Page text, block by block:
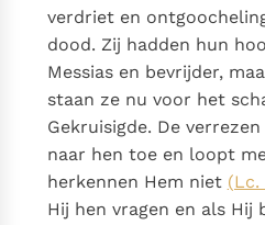
verdriet en
dood. Zij hadden hun
Messias en bevrijder,
staan ze nu voor het
Gekruisigde. De
naar hen toe en loopt
herkennen Hem niet (Lc.
Hij hen vragen en als Hij